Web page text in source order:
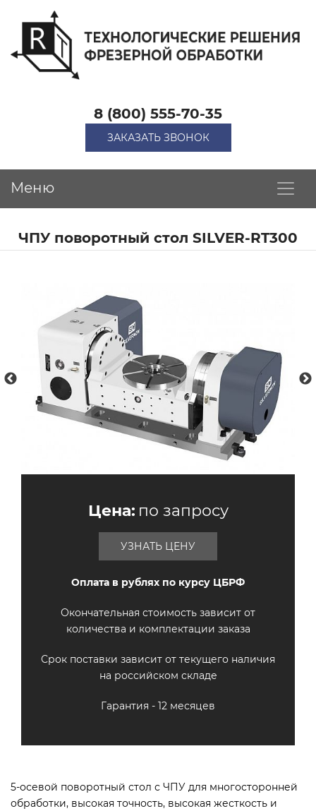
8 (800) 555-70-35
ЗАКАЗАТЬ ЗВОНОК
Меню
ЧПУ поворотный стол SILVER-RT300
Цена: по запросу
УЗНАТЬ ЦЕНУ
Оплата в рублях по курсу ЦБРФ
Окончательная стоимость зависит от
количества и комплектации заказа
Срок поставки зависит от текущего наличия
на российском складе
Гарантия - 12 месяцев
5-осевой поворотный стол с ЧПУ для многосторонней
обработки, высокая точность, высокая жесткость и